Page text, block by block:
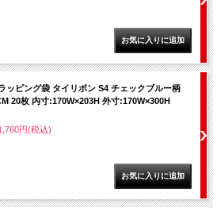
ッピング袋 タイリボン S4 チェックブルー柄
20枚 内寸:170W×203H 外寸:170W×300H
円(税込)